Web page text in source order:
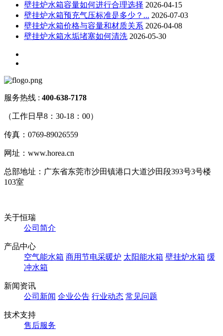
壁挂炉水箱容量如何进行合理选择 2026-04-15
壁挂炉水箱预充气压标准是多少？... 2026-07-03
壁挂炉水箱价格与容量和材质关系 2026-04-08
壁挂炉水箱水垢堵塞如何清洗 2026-05-30
服务热线 : 400-638-7178
（工作日早8：30-18：00）
传真：0769-89026559
网址：www.horea.cn
总部地址：广东省东莞市沙田镇港口大道沙田段393号3号楼
103室
关于恒瑞
公司简介
产品中心
空气能水箱 商用节电采暖炉 太阳能水箱 壁挂炉水箱 缓
冲水箱
新闻资讯
公司新闻 企业公告 行业动态 常见问题
技术支持
售后服务